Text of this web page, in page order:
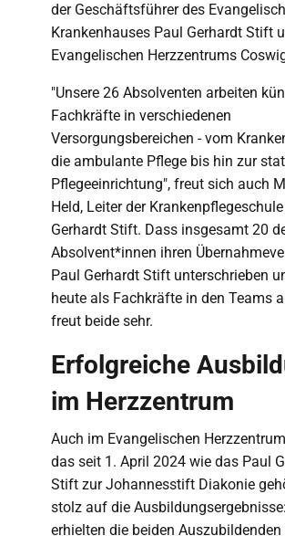
der Geschäftsführer des
Krankenhauses Paul Gerhardt Stift
Evangelischen Herzzentrums
"Unsere 26 Absolventen arbeiten
Fachkräfte in verschiedenen
Versorgungsbereichen - vom
die ambulante Pflege bis hin zur
Pflegeeinrichtung", freut sich auch
Held, Leiter der
Gerhardt Stift. Dass insgesamt 20
Absolvent*innen ihren
Paul Gerhardt Stift unterschrieben
heute als Fachkräfte in den Teams
freut beide sehr.
Erfolgreiche
im Herzzentrum
Auch im Evangelischen
das seit 1. April 2024 wie das Paul
Stift zur Johannesstift Diakonie
stolz auf die
erhielten die beiden